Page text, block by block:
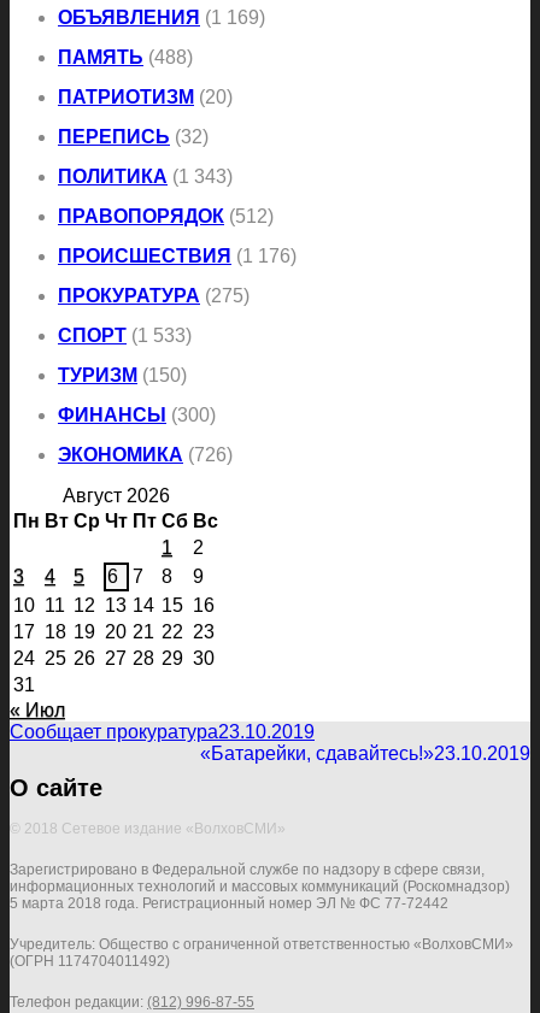
ОБЪЯВЛЕНИЯ (1 169)
ПАМЯТЬ (488)
ПАТРИОТИЗМ (20)
ПЕРЕПИСЬ (32)
ПОЛИТИКА (1 343)
ПРАВОПОРЯДОК (512)
ПРОИСШЕСТВИЯ (1 176)
ПРОКУРАТУРА (275)
СПОРТ (1 533)
ТУРИЗМ (150)
ФИНАНСЫ (300)
ЭКОНОМИКА (726)
Август 2026
Пн Вт Ср Чт Пт Сб Вс
1
2
3
4 5 6 7 8
9
10 11 12 13 14 15 16
17 18 19 20 21 22 23
24 25 26 27 28 29 30
31
« Июл
Сообщает прокуратура23.10.2019
«Батарейки, сдавайтесь!»23.10.2019
О сайте
© 2018 Сетевое издание «ВолховСМИ»
Зарегистрировано в Федеральной службе по надзору в сфере связи,
информационных технологий и массовых коммуникаций (Роскомнадзор)
5 марта 2018 года. Регистрационный номер ЭЛ № ФС 77-72442
Учредитель: Общество с ограниченной ответственностью «ВолховСМИ»
(ОГРН 1174704011492)
Телефон редакции: (812) 996-87-55